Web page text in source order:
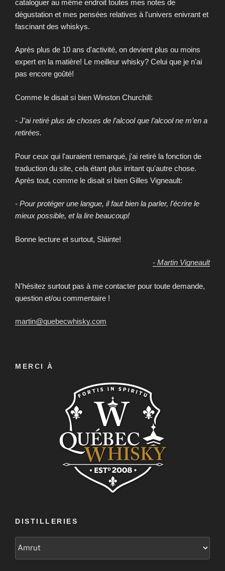
cataloguer au même endroit toutes mes notes de
dégustation et mes pensées relatives à l'univers enivrant et
fascinant des whiskys.
Après plus de 10 ans d'activité, on devient plus ou moins
expert en la matière! Le meilleur whisky? Celui que je n'ai
pas encore goûté!
Comme le disait si bien Winston Churchill:
- J’ai retiré plus de choses de l’alcool que l’alcool ne m’en a
retirées.
Pour ceux qui l'auraient remarqué, j'ai retiré la fonction de
traduction du site, cela étant plus irritant qu'autre chose.
Après tout, comme le disait si bien Gilles Vigneault:
- Pour protéger une langue, il faut bien la parler, l'écrire le
mieux possible, et la lire beaucoup!
Bonne lecture et surtout, Sláinte!
- Martin Vigneault
N'hésitez surtout pas à me contacter pour toute demande,
question et/ou commentaire !
martin@quebecwhisky.com
MERCI À
DISTILLERIES